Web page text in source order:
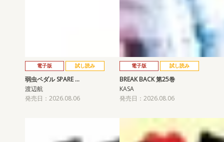
電子版 試し読み
弱虫ペダル SPARE …
渡辺航
発売日：2026.08.06
電子版 試し読み
BREAK BACK 第25巻
KASA
発売日：2026.08.06